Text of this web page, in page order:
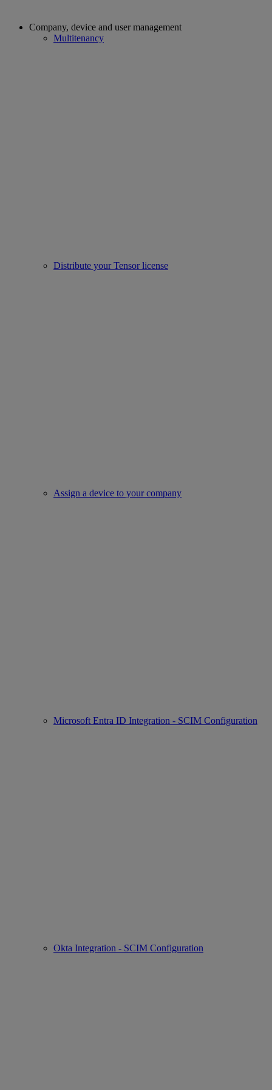
Company, device and user management
Multitenancy
Distribute your Tensor license
Assign a device to your company
Microsoft Entra ID Integration - SCIM Configuration
Okta Integration - SCIM Configuration